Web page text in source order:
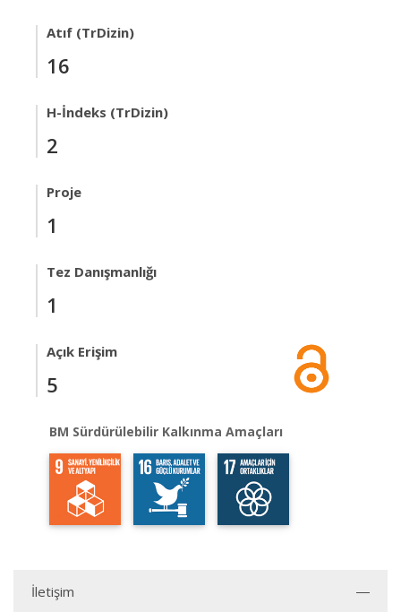
Atıf (TrDizin)
16
H-İndeks (TrDizin)
2
Proje
1
Tez Danışmanlığı
1
Açık Erişim
5
BM Sürdürülebilir Kalkınma Amaçları
İletişim